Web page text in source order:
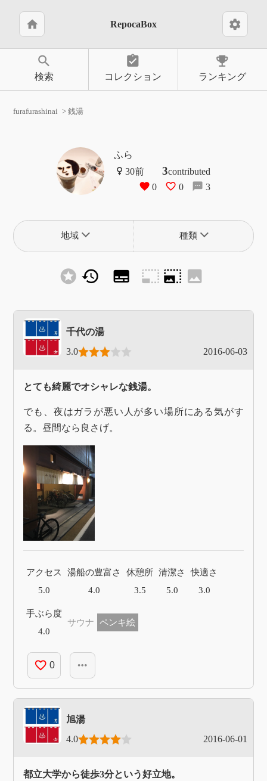
home RepocaBox settings
search
検索
assignment_turned_in
コレクション
emoji_events
ランキング
furafurashinai 銭湯
ふら
3contributed
0
0 3
stars history subtitles photo_size_select_small photo_size_select_large image
千代の湯
3.0
2016-06-03
とても綺麗でオシャレな銭湯。
でも、夜はガラが悪い人が多い場所にある気がす
る。昼間なら良さげ。
アクセス
5.0
湯船の豊富さ
4.0
休憩所
3.5
清潔さ
5.0
快適さ
3.0
手ぶら度
4.0
サウナ ペンキ絵
favorite_border 0 more_horiz
旭湯
4.0
2016-06-01
都立大学から徒歩3分という好立地。